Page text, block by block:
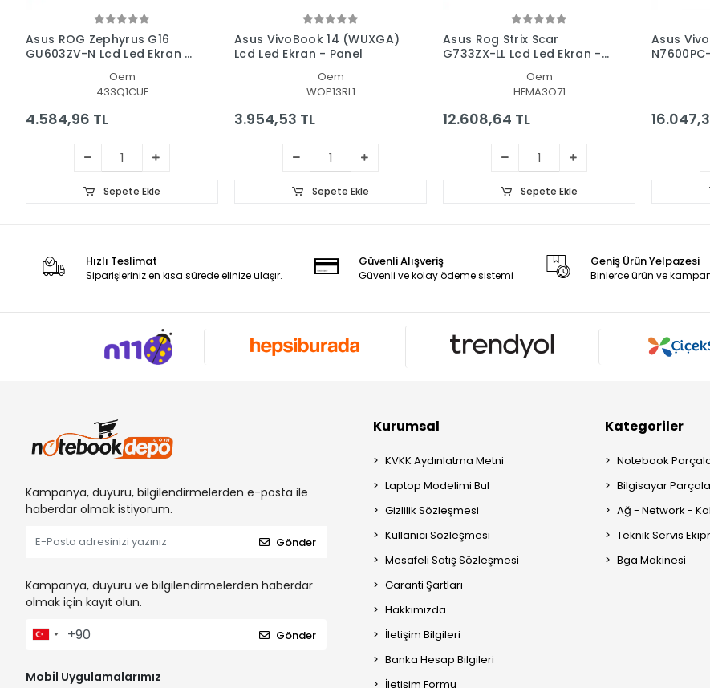
Asus ROG Zephyrus G16
GU603ZV-N Lcd Led Ekran -
Oem
433Q1CUF
4.584,96 TL
Sepete Ekle
Asus VivoBook 14 (WUXGA)
Lcd Led Ekran - Panel
Oem
WOP13RL1
3.954,53 TL
Sepete Ekle
Asus Rog Strix Scar
G733ZX-LL Lcd Led Ekran -
Oem
HFMA3O71
12.608,64 TL
Sepete Ekle
Asus
Hızlı Teslimat
Siparişleriniz en kısa sürede elinize ulaşır.
Güvenli Alışveriş
Güvenli ve kolay ödeme sistemi
Geniş Ürün Yelpazesi
Binlerce ürün ve
Kampanya, duyuru, bilgilendirmelerden e-posta ile
haberdar olmak istiyorum.
Gönder
Kampanya, duyuru ve bilgilendirmelerden haberdar
olmak için kayıt olun.
Gönder
Mobil Uygulamalarımız
Kurumsal
KVKK Aydınlatma Metni
Laptop Modelimi Bul
Gizlilik Sözleşmesi
Kullanıcı Sözleşmesi
Mesafeli Satış Sözleşmesi
Garanti Şartları
Hakkımızda
İletişim Bilgileri
Banka Hesap Bilgileri
İletişim Formu
Kategoriler
Notebook
Bilgisayar
Ağ - Network -
Teknik Servis
Bga Makinesi